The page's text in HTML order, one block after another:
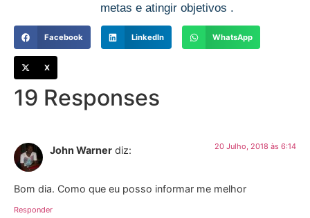
metas e atingir objetivos .
Facebook LinkedIn WhatsApp
X
19 Responses
John Warner diz: 20 Julho, 2018 às 6:14
Bom dia. Como que eu posso informar me melhor
Responder